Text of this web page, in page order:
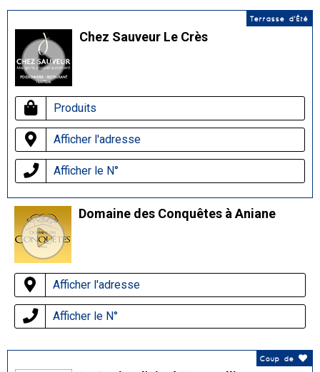
Terrasse d'Été
Chez Sauveur Le Crès
Produits
Afficher l'adresse
Afficher le N°
Domaine des Conquêtes à Aniane
Afficher l'adresse
Afficher le N°
Coup de